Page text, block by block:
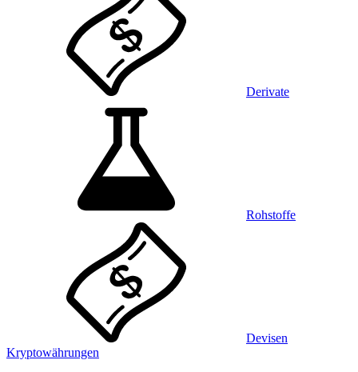
Derivate
Rohstoffe
Devisen
Kryptowährungen